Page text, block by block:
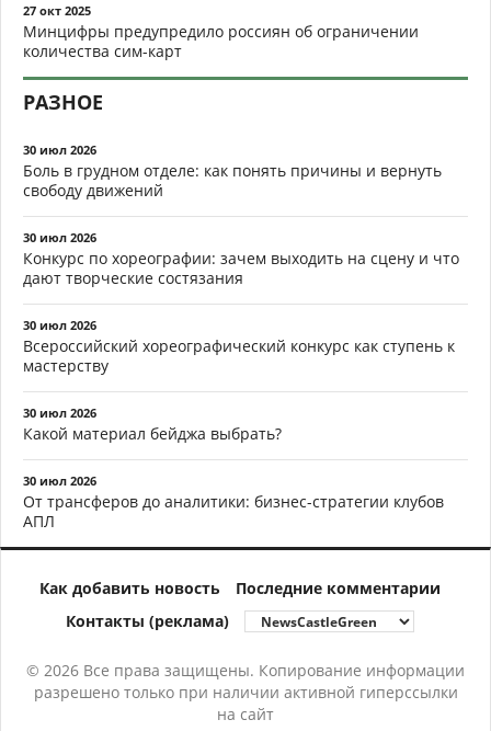
27 окт 2025
Минцифры предупредило россиян об ограничении
количества сим-карт
РАЗНОЕ
30 июл 2026
Боль в грудном отделе: как понять причины и вернуть
свободу движений
30 июл 2026
Конкурс по хореографии: зачем выходить на сцену и что
дают творческие состязания
30 июл 2026
Всероссийский хореографический конкурс как ступень к
мастерству
30 июл 2026
Какой материал бейджа выбрать?
30 июл 2026
От трансферов до аналитики: бизнес-стратегии клубов
АПЛ
Как добавить новость
Последние комментарии
Контакты (реклама)
© 2026 Все права защищены. Копирование информации
разрешено только при наличии активной гиперссылки
на сайт